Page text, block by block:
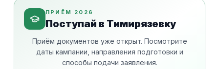
ПРИЁМ 2026
Поступай в Тимирязевку
Приём документов уже открыт. Посмотрите
даты кампании, направления подготовки и
способы подачи заявления.